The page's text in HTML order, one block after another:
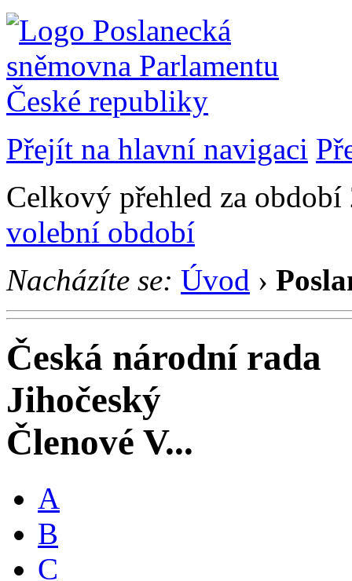
Přejít na hlavní navigaci
Celkový přehled za
volební období
Nacházíte se: Úvod ›
Česká národní rada
Jihočeský
Členové V...
A
B
C